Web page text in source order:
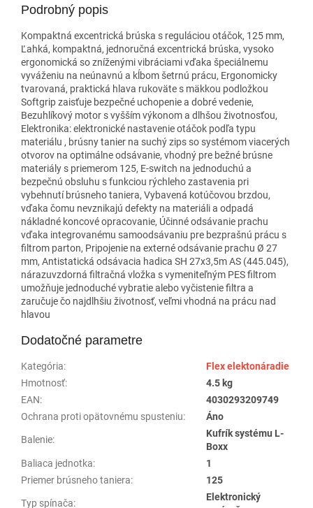
Podrobný popis
Kompaktná excentrická brúska s reguláciou otáčok, 125 mm,
Ľahká, kompaktná, jednoručná excentrická brúska, vysoko
ergonomická so zníženými vibráciami vďaka špeciálnemu
vyváženiu na neúnavnú a kĺbom šetrnú prácu, Ergonomicky
tvarovaná, praktická hlava rukoväte s mäkkou podložkou
Softgrip zaisťuje bezpečné uchopenie a dobré vedenie,
Bezuhlíkový motor s vyšším výkonom a dlhšou životnosťou,
Elektronika: elektronické nastavenie otáčok podľa typu
materiálu , brúsny tanier na suchý zips so systémom viacerých
otvorov na optimálne odsávanie, vhodný pre bežné brúsne
materiály s priemerom 125, E-switch na jednoduchú a
bezpečnú obsluhu s funkciou rýchleho zastavenia pri
vybehnutí brúsneho taniera, Vybavená kotúčovou brzdou,
vďaka čomu nevznikajú defekty na materiáli a odpadá
nákladné koncové opracovanie, Účinné odsávanie prachu
vďaka integrovanému samoodsávaniu pre bezprašnú prácu s
filtrom parton, Pripojenie na externé odsávanie prachu Ø 27
mm, Antistatická odsávacia hadica SH 27x3,5m AS (445.045),
nárazuvzdorná filtračná vložka s vymeniteľným PES filtrom
umožňuje jednoduché vybratie alebo vyčistenie filtra a
zaručuje čo najdlhšiu životnosť, veľmi vhodná na prácu nad
hlavou
Dodatočné parametre
Kategória:
Flex elektonáradie
Hmotnosť:
4.5 kg
EAN:
4030293209749
Ochrana proti opätovnému spusteniu: Áno
Balenie:
Kufrík systému L-
Boxx
Baliaca jednotka:
1
Priemer brúsneho taniera: 125
Typ spínača:
Elektronický